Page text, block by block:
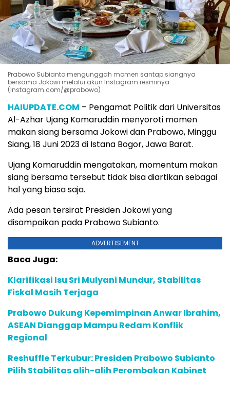
Prabowo Subianto mengunggah momen santap siangnya
bersama Jokowi melalui akun Instagram resminya.
(Instagram.com/@prabowo)
HAIUPDATE.COM – Pengamat Politik dari Universitas
Al-Azhar Ujang Komaruddin menyoroti momen
makan siang bersama Jokowi dan Prabowo, Minggu
Siang, 18 Juni 2023 di Istana Bogor, Jawa Barat.
Ujang Komaruddin mengatakan, momentum makan
siang bersama tersebut tidak bisa diartikan sebagai
hal yang biasa saja.
Ada pesan tersirat Presiden Jokowi yang
disampaikan pada Prabowo Subianto.
ADVERTISEMENT
Baca Juga:
Klarifikasi Isu Sri Mulyani Mundur, Stabilitas
Fiskal Masih Terjaga
Prabowo Dukung Kepemimpinan Anwar Ibrahim,
ASEAN Dianggap Mampu Redam Konflik
Regional
Reshuffle Terkubur: Presiden Prabowo Subianto
Pilih Stabilitas alih-alih Perombakan Kabinet